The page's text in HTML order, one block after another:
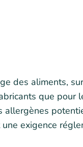
des aliments,
que pour
exigence